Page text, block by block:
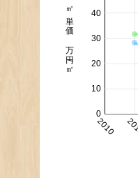
2010
0
10
20
30
40
㎡単価 万円/㎡